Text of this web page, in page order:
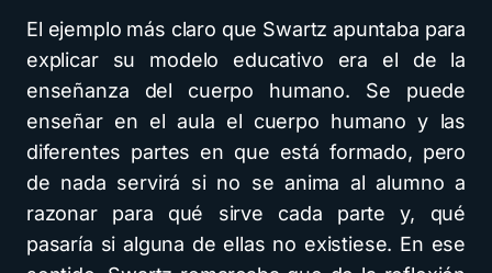
El ejemplo más claro que Swartz apuntaba para
explicar su modelo educativo era el de la
enseñanza del cuerpo humano. Se puede
enseñar en el aula el cuerpo humano y las
diferentes partes en que está formado, pero
de nada servirá si no se anima al alumno a
razonar para qué sirve cada parte y, qué
pasaría si alguna de ellas no existiese. En ese